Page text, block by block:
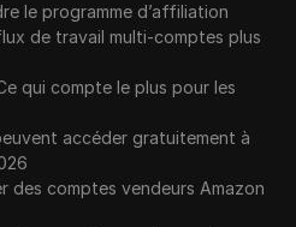
le programme d’affiliation
de travail multi-comptes plus
qui compte le plus pour les
accéder gratuitement à
des comptes vendeurs Amazon